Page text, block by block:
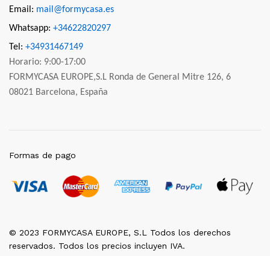
Email: mail@formycasa.es
Whatsapp: +34622820297
Tel: +34931467149
Horario: 9:00-17:00
FORMYCASA EUROPE,S.L Ronda de General Mitre 126, 6
08021 Barcelona, España
© 2023 FORMYCASA EUROPE, S.L Todos los derechos
reservados. Todos los precios incluyen IVA.
Formas de pago